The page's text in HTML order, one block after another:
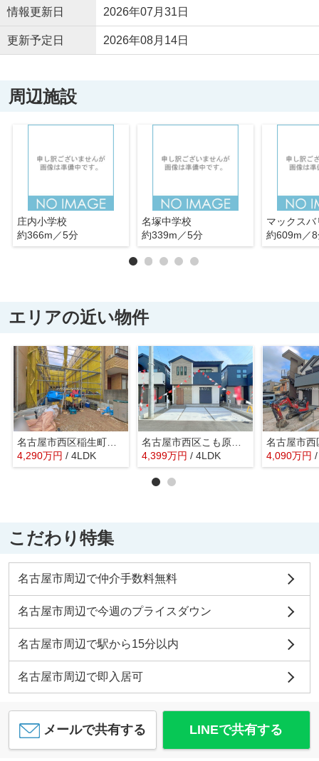
情報更新日 2026年07月31日
更新予定日 2026年08月14日
周辺施設
庄内小学校
約366m／5分
名塚中学校
約339m／5分
約609m／
エリアの近い物件
名古屋市西区稲生町４丁目47-2【仲介手数料無料】新築一戸建て 1号棟
4,290万円 / 4LDK
名古屋市西区こも原町181【仲介手数料無料】新築一戸建て 2号棟
4,399万円 / 4LDK 4,090万円
こだわり特集
名古屋市周辺で仲介手数料無料
名古屋市周辺で今週のプライスダウン
名古屋市周辺で駅から15分以内
名古屋市周辺で即入居可
メールで共有する LINEで共有する